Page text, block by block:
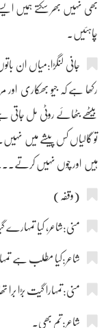
بھی نہیں بھر سکتے ہمیں
چاہئیں۔
جانی لنگڑا:میاں ان
رکھا ہے کہ جیو بھکاری اور
بیٹھے بٹھائے روٹی مل
تو گالیاں کس پیشے میں
ہیں اور چوں نہیں کرتے۔۔۔
(وقفہ)
منی:شاعر، کیا
شاعر:کیا مطلب ہے
منی:تمہارا گیت بڑا برا
شاعر:تم بھی۔